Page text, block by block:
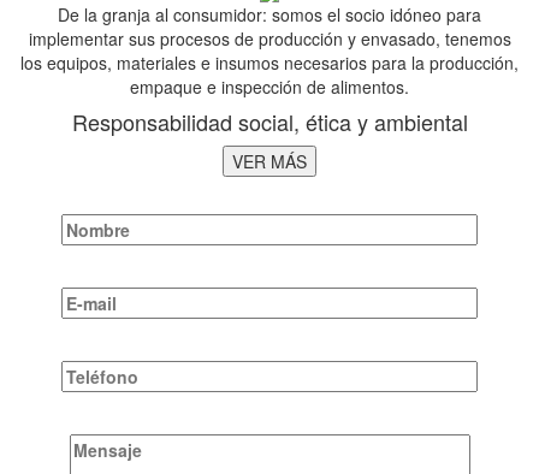
De la granja al consumidor: somos el socio idóneo para
implementar sus procesos de producción y envasado, tenemos
los equipos, materiales e insumos necesarios para la producción,
empaque e inspección de alimentos.
Responsabilidad social, ética y ambiental
VER MÁS